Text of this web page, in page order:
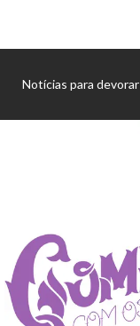
Notícias para devorar